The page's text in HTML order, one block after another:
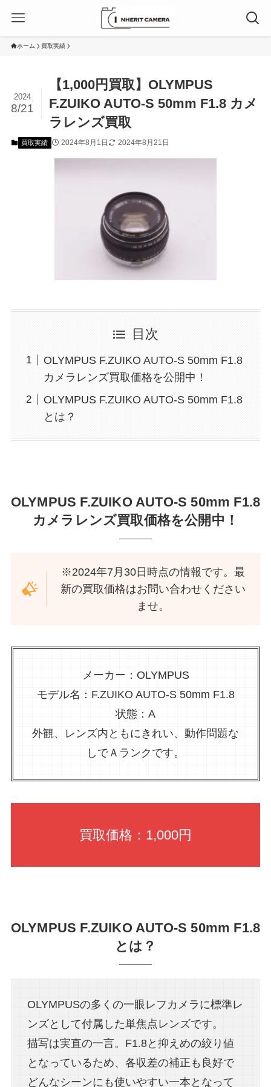
ホーム 買取実績
【1,000円買取】OLYMPUS
F.ZUIKO AUTO-S 50mm F1.8 カメ
ラレンズ買取
2024
8/21
買取実績 2024年8月1日 2024年8月21日
目次
OLYMPUS F.ZUIKO AUTO-S 50mm F1.8
カメラレンズ買取価格を公開中！
OLYMPUS F.ZUIKO AUTO-S 50mm F1.8
とは？
OLYMPUS F.ZUIKO AUTO-S 50mm F1.8
カメラレンズ買取価格を公開中！
※2024年7月30日時点の情報です。最
新の買取価格はお問い合わせください
ませ。
メーカー：OLYMPUS
モデル名：F.ZUIKO AUTO-S 50mm F1.8
状態：A
外観、レンズ内ともにきれい、動作問題な
しでＡランクです。
買取価格：1,000円
OLYMPUS F.ZUIKO AUTO-S 50mm F1.8
とは？
OLYMPUSの多くの一眼レフカメラに標準レ
ンズとして付属した単焦点レンズです。
描写は実直の一言。F1.8と抑えめの絞り値
となっているため、各収差の補正も良好で
どんなシーンにも使いやすい一本となって